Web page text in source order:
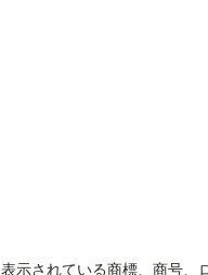
表示されている商標、商号、